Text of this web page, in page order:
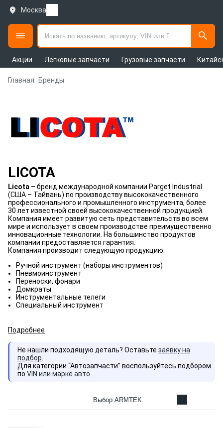
Москва
Акции Легковые запчасти Грузовые запчасти
Главная Бренды
LICOTA
Licota – бренд международной компании Parget Industrial
(США – Тайвань) по производству высококачественного
профессионального и промышленного инструмента, более
30 лет известной своей высококачественной продукцией.
Компания имеет развитую сеть представительств во всем
мире и использует в своем производстве преимущественно
инновационные технологии. На большинство продуктов
компании предоставляется гарантия.
Компания производит следующую продукцию:
Ручной инструмент (наборы инструментов)
Пневмоинструмент
Переноски, фонари
Домкраты
Инструментальные телеги
Специальный инструмент
Подробнее
Не нашли подходящую деталь? Оставьте заявку на
подбор
Для категории “Автозапчасти” воспользуйтесь подбором
по VIN или марке авто
Выбор ARMTEK